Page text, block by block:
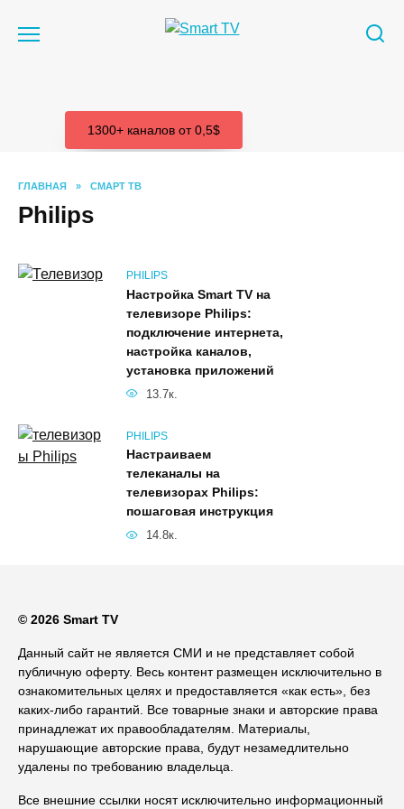
1300+ каналов от 0,5$
ГЛАВНАЯ » СМАРТ ТВ
Philips
PHILIPS
Настройка Smart TV на
телевизоре Philips:
подключение интернета,
настройка каналов,
установка приложений
13.7к.
PHILIPS
Настраиваем
телеканалы на
телевизорах Philips:
пошаговая инструкция
14.8к.
© 2026 Smart TV
Данный сайт не является СМИ и не представляет собой
публичную оферту. Весь контент размещен исключительно в
ознакомительных целях и предоставляется «как есть», без
каких-либо гарантий. Все товарные знаки и авторские права
принадлежат их правообладателям. Материалы,
нарушающие авторские права, будут незамедлительно
удалены по требованию владельца.
Все внешние ссылки носят исключительно информационный